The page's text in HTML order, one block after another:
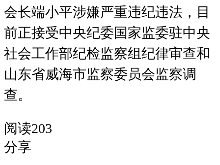
会长端小平涉嫌严重违纪违法，目
前正接受中央纪委国家监委驻中央
社会工作部纪检监察组纪律审查和
山东省威海市监察委员会监察调
查。
阅读203
分享